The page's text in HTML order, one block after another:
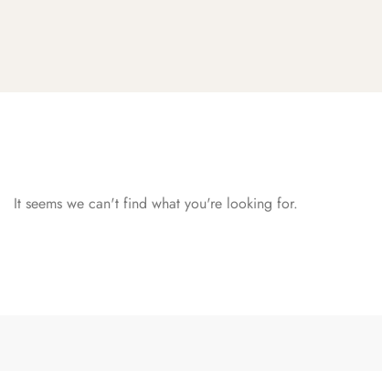
It seems we can't find what you're looking for.